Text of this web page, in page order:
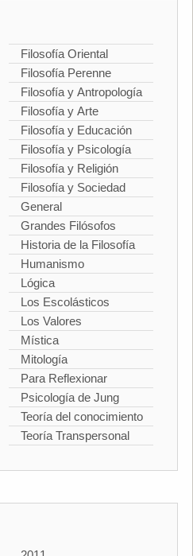
Filosofía Oriental
Filosofía Perenne
Filosofía y Antropología
Filosofía y Arte
Filosofía y Educación
Filosofía y Psicología
Filosofía y Religión
Filosofía y Sociedad
General
Grandes Filósofos
Historia de la Filosofía
Humanismo
Lógica
Los Escolásticos
Los Valores
Mística
Mitología
Para Reflexionar
Psicología de Jung
Teoría del conocimiento
Teoría Transpersonal